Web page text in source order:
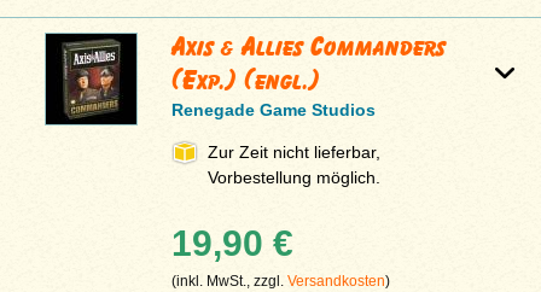
Axis & Allies Commanders
(Exp.) (engl.)
Renegade Game Studios
Zur Zeit nicht lieferbar,
Vorbestellung möglich.
19,90 €
(inkl. MwSt., zzgl.Versandkosten)